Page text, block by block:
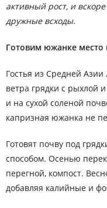
активный рост, и
дружные всходы.
Готовим южанке место
Гостья из Средней
ветра грядки с рыхлой
и на сухой соленой
капризная южанка не
Готовят почву под
способом. Осенью
перегной, компост.
добавляя калийные и